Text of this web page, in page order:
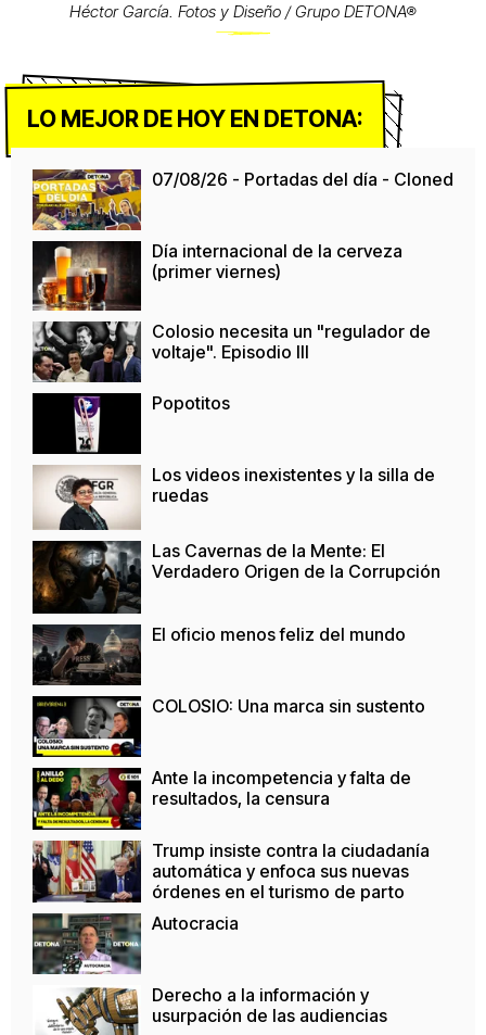
Héctor García. Fotos y Diseño / Grupo DETONA®
LO MEJOR DE HOY EN DETONA:
07/08/26 - Portadas del día - Cloned
Día internacional de la cerveza
(primer viernes)
Colosio necesita un "regulador de
voltaje". Episodio III
Popotitos
Los videos inexistentes y la silla de
ruedas
Las Cavernas de la Mente: El
Verdadero Origen de la Corrupción
El oficio menos feliz del mundo
COLOSIO: Una marca sin sustento
Ante la incompetencia y falta de
resultados, la censura
Trump insiste contra la ciudadanía
automática y enfoca sus nuevas
órdenes en el turismo de parto
Autocracia
Derecho a la información y
usurpación de las audiencias